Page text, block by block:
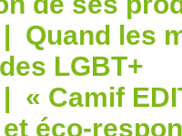
| Quand les
LGBT+
| « Camif
éco-